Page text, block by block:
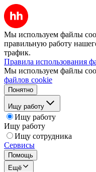
Мы используем файлы
правильную работу
трафик.
Правила использования
Мы используем файлы
файлов cookie
Понятно
Ищу работу
Ищу работу
Ищу работу
Ищу сотрудника
Сервисы
Помощь
Ещё